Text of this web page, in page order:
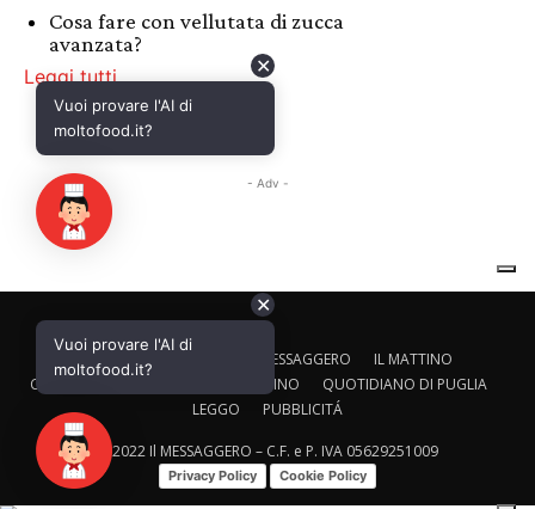
CALTAGIRONE EDITORE IL MESSAGGERO
IL MATTINO
CORRIERE ADRIATICO
IL GAZZETTINO
QUOTIDIANO DI PUGLIA
LEGGO
PUBBLICITÁ
© 2022 Il MESSAGGERO – C.F. e P. IVA 05629251009
Privacy Policy Cookie Policy
✕
Vuoi provare l'AI di
moltofood.it?